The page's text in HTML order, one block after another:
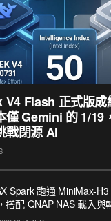
V4 Flash 正式版成
僅 Gemini 的 1/19
戰閉源 AI
Spark 跑通 MiniMax-
搭配 QNAP NAS 載入與